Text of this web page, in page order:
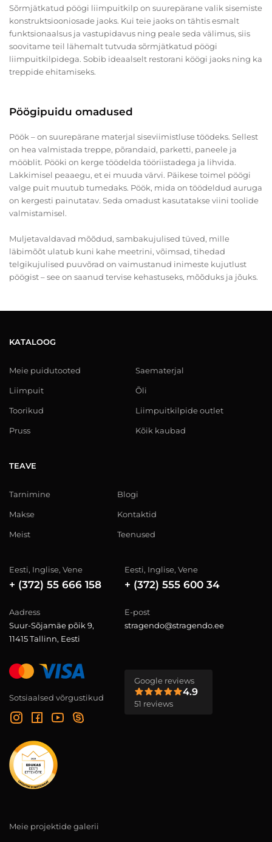
Sõrmjätkatud pöögi liimpuitkilp on suurepärane valik sisemiste
konstruktsiooniosade jaoks. Kui teie jaoks on tähtis esmalt
funktsionaalsus ja vastupidavus ning peale seda välimus, siis
soovitame teil lähemalt tutvuda sõrmjätkatud pöögi
liimpuitkilpidega. Sobib ideaalselt restorani köögi jaoks ning ka
treppide ehitamiseks.
Pöögipuidu omadused
Pöök – on suurepärane materjal siseviimistluse töödeks. Sellest
on hea valmistada treppe, põrandaid, parketti, paneele ja
mööblit. Pööki on kerge töödelda tööriistadega ja lihvida.
Lakkimisel peaaegu, et ei muuda värvi. Päikese toimel pöögi
valge puit muutub tumedaks. Pöök, mida on töödeldud auruga
on kergesti painutatav. Seda omadust kasutatakse viini toolide
valmistamisel.
Muljetavaldavad mõõdud, sambakujulised tüved, mille
läbimõõt ulatub kuni kahe meetrini, võimsad, tihedad
telgikujulised puuvõrad on vaimustanud inimeste kujutlust
pöögist – see on saanud tervise kehastuseks, mõõduks ja jõuks.
KATALOOG
Meie puidutooted
Liimpuit
Toorikud
Pruss
Saematerjal
Õli
Liimpuitkilpide outlet
Kõik kaubad
TEAVE
Tarnimine
Makse
Meist
Blogi
Kontaktid
Teenused
Eesti, Inglise, Vene
+ (372) 55 666 158
Eesti, Inglise, Vene
+ (372) 555 600 34
Aadress
Suur-Sõjamäe põik 9,
11415 Tallinn, Eesti
E-post
stragendo@stragendo.ee
Sotsiaalsed võrgustikud
Google reviews
4.9
51 reviews
Meie projektide galerii